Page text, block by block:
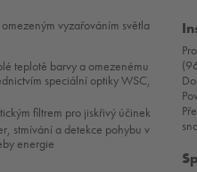
vyzařováním světla
teplotě barvy a omezenému
speciální optiky WSC,
filtrem pro jiskřivý účinek
stmívání a detekce pohybu v
energie